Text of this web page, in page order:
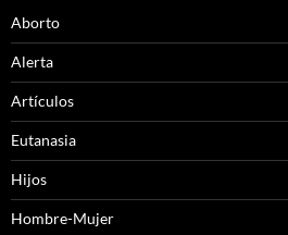
Aborto
Alerta
Artículos
Eutanasia
Hijos
Hombre-Mujer